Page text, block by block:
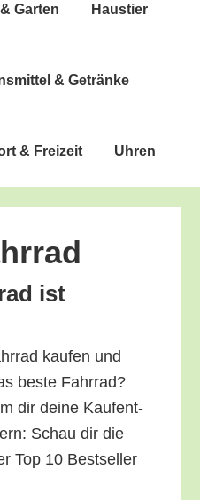
Garten Haus­tier
& Getränke
& Freizeit Uhren
ist
kau­fen und
bes­te Fahr­rad?
dir dei­ne Kauf­ent­
Schau dir die
Top 10 Best­sel­ler